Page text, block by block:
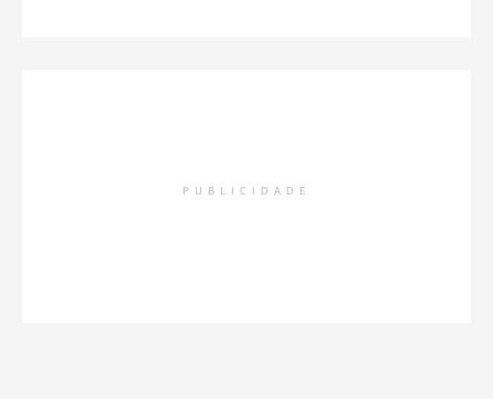
PUBLICIDADE